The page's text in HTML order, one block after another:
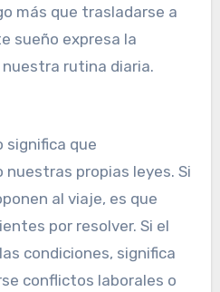
más que trasladarse a
sueño expresa la
rutina diaria.
significa que
propias leyes. Si
al viaje, es que
por resolver. Si el
condiciones, significa
conflictos laborales o